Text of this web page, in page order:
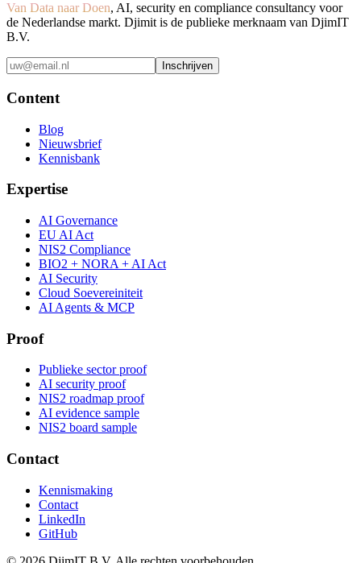
Van Data naar Doen, AI, security en compliance consultancy voor
de Nederlandse markt. Djimit is de publieke merknaam van DjimIT
B.V.
Inschrijven
Content
Blog
Nieuwsbrief
Kennisbank
Expertise
AI Governance
EU AI Act
NIS2 Compliance
BIO2 + NORA + AI Act
AI Security
Cloud Soevereiniteit
AI Agents & MCP
Proof
Publieke sector proof
AI security proof
NIS2 roadmap proof
AI evidence sample
NIS2 board sample
Contact
Kennismaking
Contact
LinkedIn
GitHub